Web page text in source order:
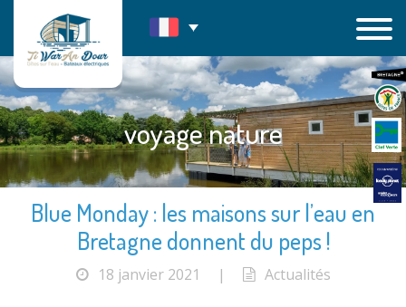
contenu
voyage nature
Blue Monday : les maisons sur l’eau en
Bretagne donnent du peps !
18 janvier 2021 | Actualités